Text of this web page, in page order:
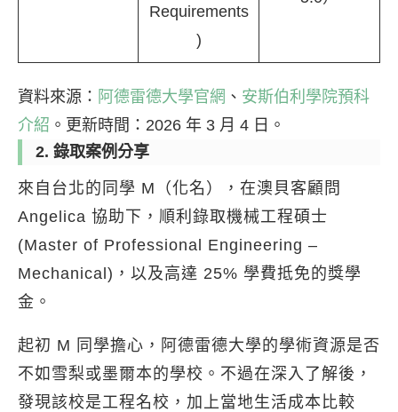
Requirements
)
資料來源： 阿德雷德大學官網 、 安斯伯利學院預科
介紹 。更新時間：2026 年 3 月 4 日。
2. 錄取案例分享
來自台北的同學 M（化名），在澳貝客顧問
Angelica 協助下，順利錄取機械工程碩士
(Master of Professional Engineering –
Mechanical)，以及高達 25% 學費抵免的獎學
金。
起初 M 同學擔心，阿德雷德大學的學術資源是否
不如雪梨或墨爾本的學校。不過在深入了解後，
發現該校是工程名校，加上當地生活成本比較